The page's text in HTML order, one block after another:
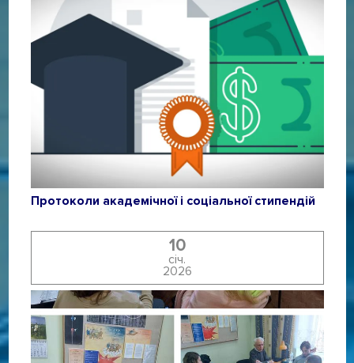
Протоколи академічної і соціальної стипендій
10
січ.
2026